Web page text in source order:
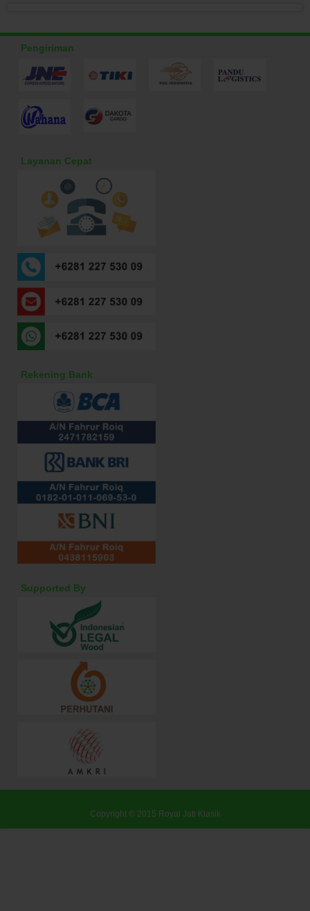
Pengiriman
Layanan Cepat
Rekening Bank
Supported By
Copyright © 2015 Royal Jati Klasik